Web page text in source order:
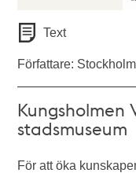
Text
Författare:
Kungsholmen
stadsmuseum
För att öka